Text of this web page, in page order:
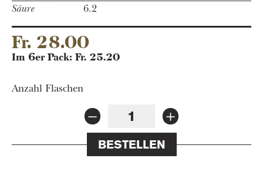
Säure
6.2
Fr. 28.00
Anzahl Flaschen
BESTELLEN
Im 6er Pack: Fr. 25.20